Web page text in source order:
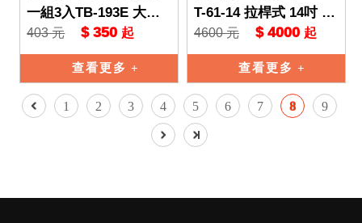
一組3入TB-193E 大中
小 網袋 TB 托比爾 TO
UGHBUILT
403 元 $ 350 起
查看更多
T-61-14 拉桿式 14吋 快
扣 附收納橫桿 TB 托比
爾 工具箱
4600 元 $ 4000 起
查看更多
1 2 3 4 5 6 7 8 9